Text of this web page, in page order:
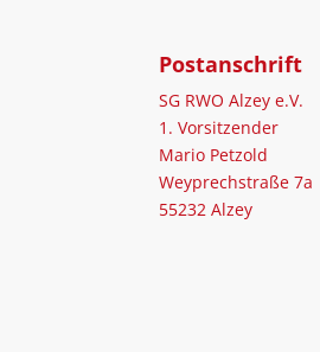
Postanschrift
SG RWO Alzey e.V.
1. Vorsitzender
Mario Petzold
Weyprechstraße 7a
55232 Alzey